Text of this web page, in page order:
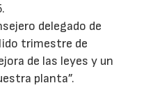
delegado de
trimestre de
de las leyes y un
planta”.